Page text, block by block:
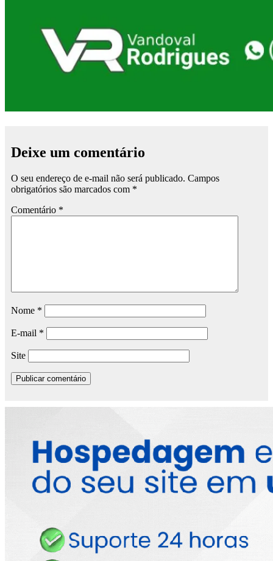
Deixe um comentário
O seu endereço de e-mail não será publicado. Campos
obrigatórios são marcados com *
Comentário *
Nome *
E-mail *
Site